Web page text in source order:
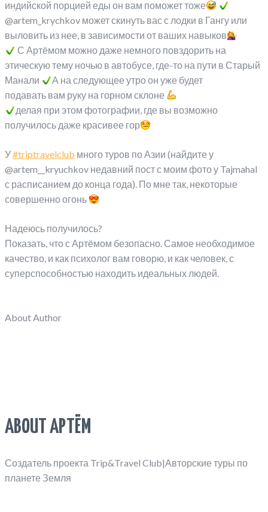
индийской порцией еды он вам поможет тоже
@artem_krychkov может скинуть вас с лодки в Гангу или
выловить из нее, в зависимости от ваших навыков
С Артёмом можно даже немного повздорить на
этическую тему ночью в автобусе, где-то на пути в Старый
Манали
А на следующее утро он уже будет
подавать вам руку на горном склоне
делая при этом фотографии, где вы возможно
получилось даже красивее гор
У#triptravelclub много туров по Азии (найдите у
@artem__kryuchkov недавний пост с моим фото у Tajmahal
с расписанием до конца года). По мне так, некоторые
совершенно огонь
Надеюсь получилось?
Показать, что с Артёмом безопасно. Самое необходимое
качество, и как психолог вам говорю, и как человек, с
суперспособностью находить идеальных людей.
About Author
ABOUT АРТЁМ
Создатель проекта Trip&Travel Club|Авторские туры по
планете Земля